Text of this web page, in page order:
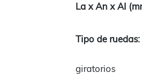
giratorios